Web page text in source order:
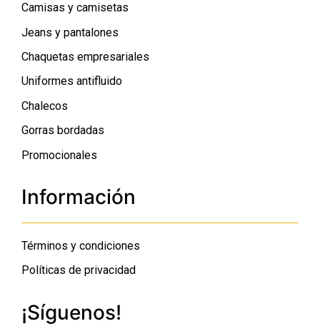
Camisas y camisetas
Jeans y pantalones
Chaquetas empresariales
Uniformes antifluido
Chalecos
Gorras bordadas
Promocionales
Información
Términos y condiciones
Políticas de privacidad
¡Síguenos!